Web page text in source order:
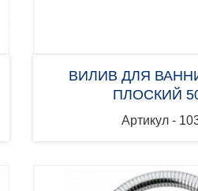
ВИЛИВ ДЛЯ
ПЛОСКИЙ
Артикул -